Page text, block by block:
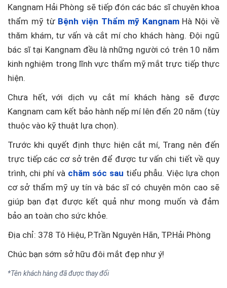
Kangnam Hải Phòng sẽ tiếp đón các bác sĩ chuyên khoa
thẩm mỹ từ Bệnh viện Thẩm mỹ KangnamHà Nội về
thăm khám, tư vấn và cắt mí cho khách hàng. Đội ngũ
bác sĩ tại Kangnam đều là những người có trên 10 năm
kinh nghiệm trong lĩnh vực thẩm mỹ mắt trực tiếp thực
hiện.
Chưa hết, với dịch vụ cắt mí khách hàng sẽ được
Kangnam cam kết bảo hành nếp mí lên đến 20 năm (tùy
thuộc vào kỹ thuật lựa chọn).
Trước khi quyết định thực hiện cắt mí, Trang nên đến
trực tiếp các cơ sở trên để được tư vấn chi tiết về quy
trình, chi phí và chăm sóc sau tiểu phẫu. Việc lựa chọn
cơ sở thẩm mỹ uy tín và bác sĩ có chuyên môn cao sẽ
giúp bạn đạt được kết quả như mong muốn và đảm
bảo an toàn cho sức khỏe.
Địa chỉ: 378 Tô Hiệu, P.Trần Nguyên Hãn, TP.Hải Phòng
Chúc bạn sớm sở hữu đôi mắt đẹp như ý!
*Tên khách hàng đã được thay đổi